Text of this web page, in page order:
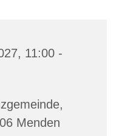
11:00 -
Menden